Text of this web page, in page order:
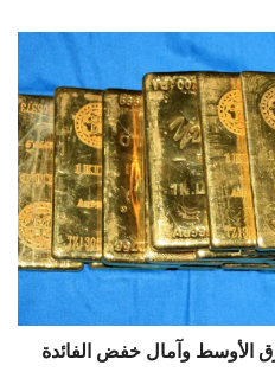
الأوسط وآمال خفض الفائدة